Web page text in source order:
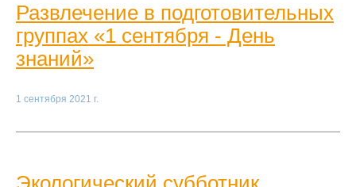
Развлечение в подготовительных
группах «1 сентября - День
знаний»
1 сентября 2021 г.